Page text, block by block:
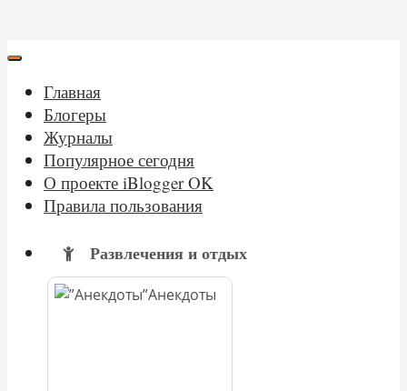
Главная
Блогеры
Журналы
Популярное сегодня
О проекте iBlogger OK
Правила пользования
Развлечения и отдых
Анекдоты